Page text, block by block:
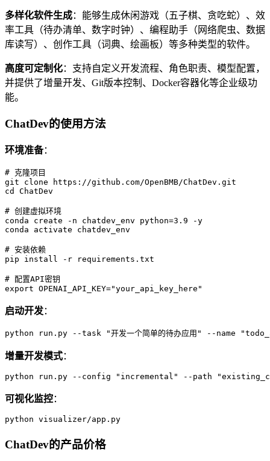
多样化软件生成：能够生成休闲游戏（五子棋、贪吃蛇）、效
率工具（待办清单、数字时钟）、编程助手（网络爬虫、数据
库读写）、创作工具（词典、绘画板）等多种类型的软件。
高度可定制化：支持自定义开发流程、角色职责、模型配置，
并提供了增量开发、Git版本控制、Docker容器化等企业级功
能。
ChatDev的使用方法
环境准备：
# 克隆项目
git clone https://github.com/OpenBMB/ChatDev.git
cd ChatDev
# 创建虚拟环境
conda create -n chatdev_env python=3.9 -y
conda activate chatdev_env
# 安装依赖
pip install -r requirements.txt
# 配置API密钥
export OPENAI_API_KEY="your_api_key_here"
启动开发：
python run.py --task "开发一个简单的待办应用" --name
增量开发模式：
python run.py --config "incremental" --path
可视化监控：
python visualizer/app.py
ChatDev的产品价格